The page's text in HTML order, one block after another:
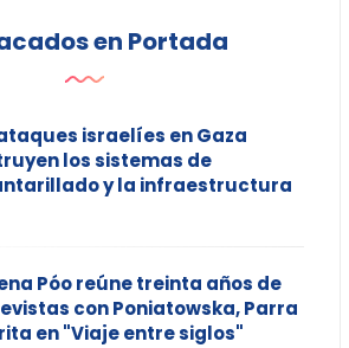
en Portada
israelíes en Gaza
los sistemas de
y la infraestructura
Póo reúne treinta años de
con Poniatowska, Parra
en "Viaje entre siglos"